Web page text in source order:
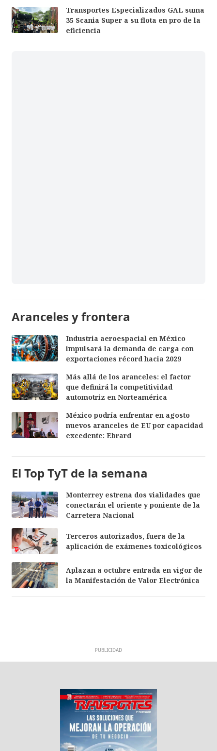
Transportes Especializados GAL suma
35 Scania Super a su flota en pro de la
eficiencia
Aranceles y frontera
Industria aeroespacial en México
impulsará la demanda de carga con
exportaciones récord hacia 2029
Más allá de los aranceles: el factor
que definirá la competitividad
automotriz en Norteamérica
México podría enfrentar en agosto
nuevos aranceles de EU por capacidad
excedente: Ebrard
El Top TyT de la semana
Monterrey estrena dos vialidades que
conectarán el oriente y poniente de la
Carretera Nacional
Terceros autorizados, fuera de la
aplicación de exámenes toxicológicos
Aplazan a octubre entrada en vigor de
la Manifestación de Valor Electrónica
PUBLICIDAD